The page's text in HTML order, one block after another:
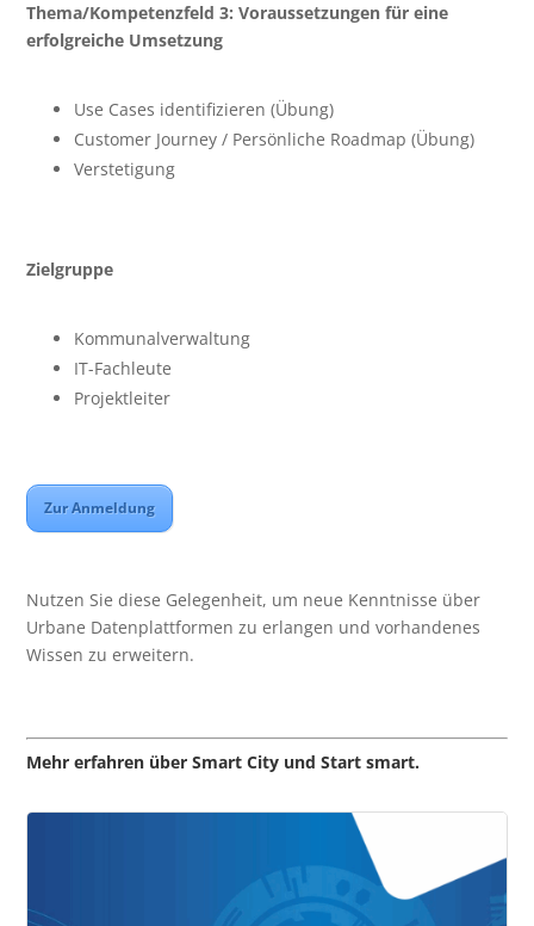
Thema/Kompetenzfeld 3: Voraussetzungen für eine
erfolgreiche Umsetzung
Use Cases identifizieren (Übung)
Customer Journey / Persönliche Roadmap (Übung)
Verstetigung
Zielgruppe
Kommunalverwaltung
IT-Fachleute
Projektleiter
Zur Anmeldung
Nutzen Sie diese Gelegenheit, um neue Kenntnisse über
Urbane Datenplattformen zu erlangen und vorhandenes
Wissen zu erweitern.
Mehr erfahren über Smart City und Start smart.